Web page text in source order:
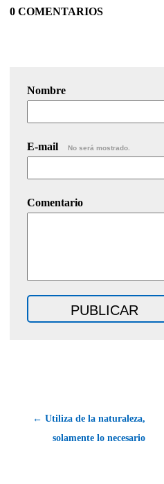
0 COMENTARIOS
Nombre
E-mail No será mostrado.
Comentario
← Utiliza de la naturaleza,
solamente lo necesario